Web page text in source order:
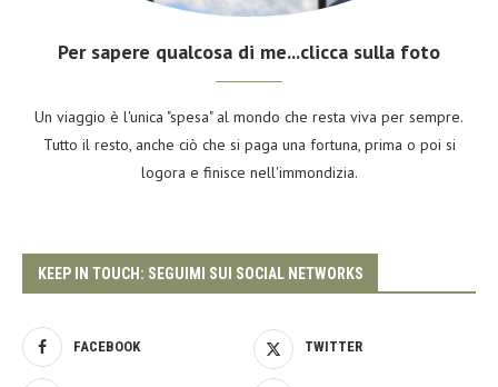
Per sapere qualcosa di me...clicca sulla foto
Un viaggio è l'unica "spesa" al mondo che resta viva per sempre.
Tutto il resto, anche ciò che si paga una fortuna, prima o poi si
logora e finisce nell'immondizia.
KEEP IN TOUCH: SEGUIMI SUI SOCIAL NETWORKS
FACEBOOK TWITTER